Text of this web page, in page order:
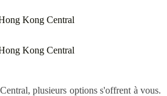
plusieurs options s'offrent à vous.